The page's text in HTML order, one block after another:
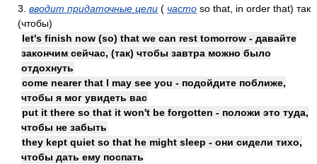
3. вводит придаточные цели ( часто so that, in order that) так
(чтобы)
let's finish now (so) that we can rest tomorrow - давайте
закончим сейчас, (так) чтобы завтра можно было
отдохнуть
come nearer that I may see you - подойдите поближе,
чтобы я мог увидеть вас
put it there so that it won't be forgotten - положи это туда,
чтобы не забыть
they kept quiet so that he might sleep - они сидели тихо,
чтобы дать ему поспать